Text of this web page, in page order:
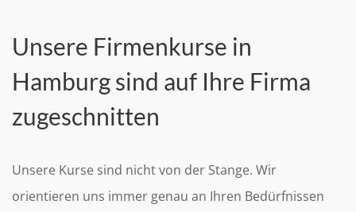
Unsere Firmenkurse in
Hamburg sind auf Ihre Firma
zugeschnitten
Unsere Kurse sind nicht von der Stange. Wir
orientieren uns immer genau an Ihren Bedürfnissen